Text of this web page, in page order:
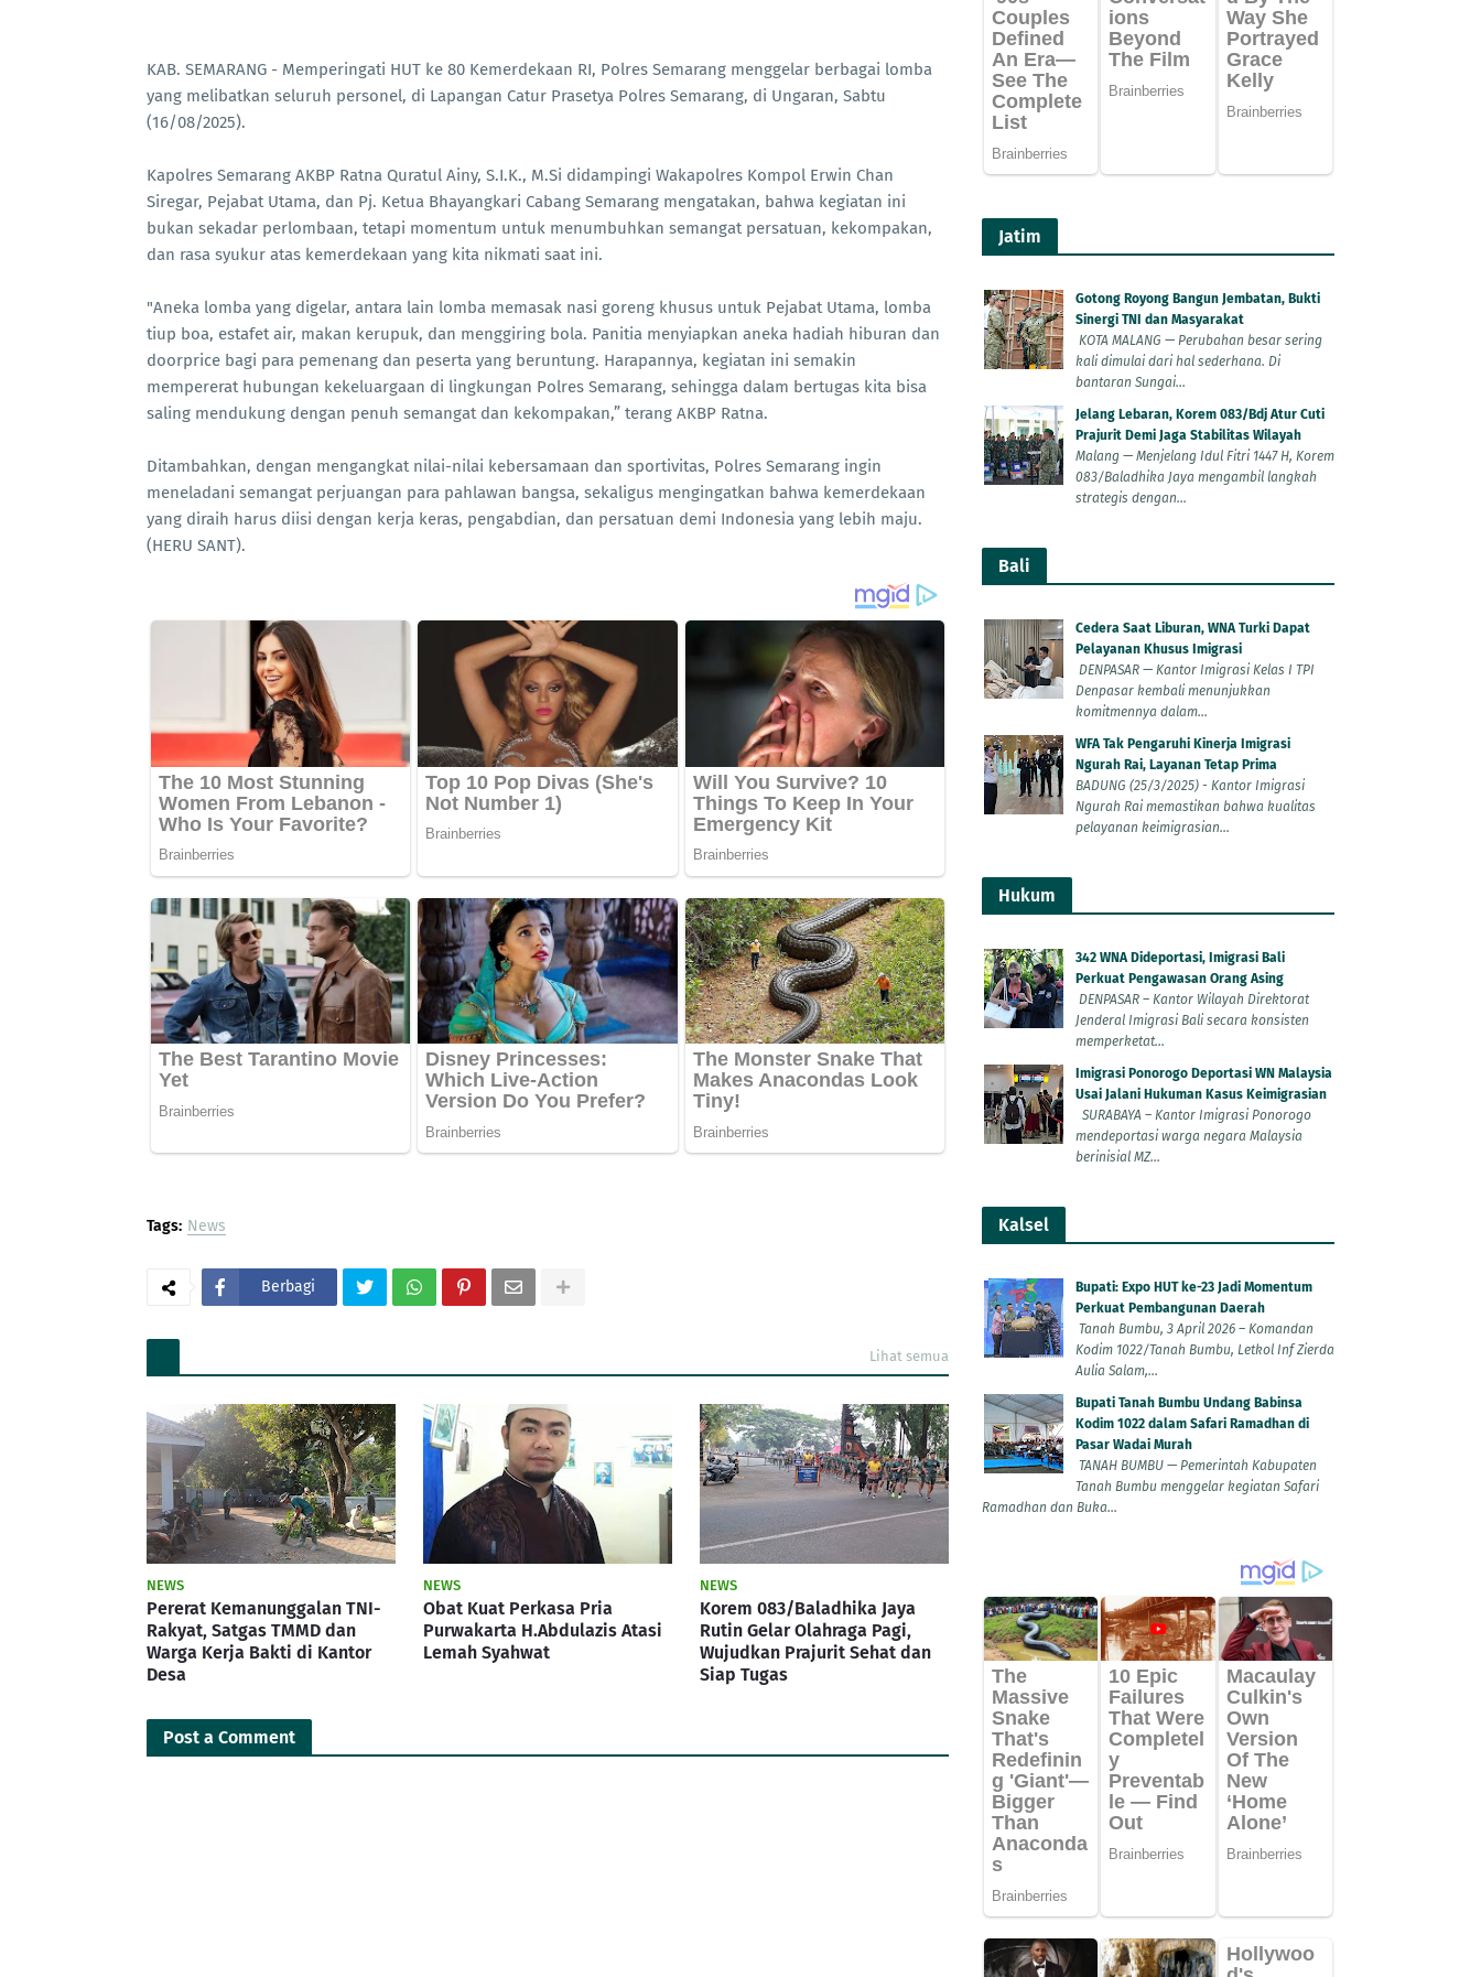
KAB. SEMARANG - Memperingati HUT ke 80 Kemerdekaan RI, Polres Semarang menggelar berbagai lomba
yang melibatkan seluruh personel, di Lapangan Catur Prasetya Polres Semarang, di Ungaran, Sabtu
(16/08/2025).
Kapolres Semarang AKBP Ratna Quratul Ainy, S.I.K., M.Si didampingi Wakapolres Kompol Erwin Chan
Siregar, Pejabat Utama, dan Pj. Ketua Bhayangkari Cabang Semarang mengatakan, bahwa kegiatan ini
bukan sekadar perlombaan, tetapi momentum untuk menumbuhkan semangat persatuan, kekompakan,
dan rasa syukur atas kemerdekaan yang kita nikmati saat ini.
"Aneka lomba yang digelar, antara lain lomba memasak nasi goreng khusus untuk Pejabat Utama, lomba
tiup boa, estafet air, makan kerupuk, dan menggiring bola. Panitia menyiapkan aneka hadiah hiburan dan
doorprice bagi para pemenang dan peserta yang beruntung. Harapannya, kegiatan ini semakin
mempererat hubungan kekeluargaan di lingkungan Polres Semarang, sehingga dalam bertugas kita bisa
saling mendukung dengan penuh semangat dan kekompakan,” terang AKBP Ratna.
Ditambahkan, dengan mengangkat nilai-nilai kebersamaan dan sportivitas, Polres Semarang ingin
meneladani semangat perjuangan para pahlawan bangsa, sekaligus mengingatkan bahwa kemerdekaan
yang diraih harus diisi dengan kerja keras, pengabdian, dan persatuan demi Indonesia yang lebih maju.
(HERU SANT).
Tags: News
Berbagi
Lihat semua
NEWS
Pererat Kemanunggalan TNI-
Rakyat, Satgas TMMD dan
Warga Kerja Bakti di Kantor
Desa
NEWS
Obat Kuat Perkasa Pria
Purwakarta H.Abdulazis Atasi
Lemah Syahwat
NEWS
Korem 083/Baladhika Jaya
Rutin Gelar Olahraga Pagi,
Wujudkan Prajurit Sehat dan
Siap Tugas
Post a Comment
Jatim
Gotong Royong Bangun Jembatan, Bukti
Sinergi TNI dan Masyarakat
KOTA MALANG — Perubahan besar sering
kali dimulai dari hal sederhana. Di
bantaran Sungai...
Jelang Lebaran, Korem 083/Bdj Atur Cuti
Prajurit Demi Jaga Stabilitas Wilayah
Malang — Menjelang Idul Fitri 1447 H, Korem
083/Baladhika Jaya mengambil langkah
strategis dengan...
Bali
Cedera Saat Liburan, WNA Turki Dapat
Pelayanan Khusus Imigrasi
DENPASAR — Kantor Imigrasi Kelas I TPI
Denpasar kembali menunjukkan
komitmennya dalam...
WFA Tak Pengaruhi Kinerja Imigrasi
Ngurah Rai, Layanan Tetap Prima
BADUNG (25/3/2025) - Kantor Imigrasi
Ngurah Rai memastikan bahwa kualitas
pelayanan keimigrasian...
Hukum
342 WNA Dideportasi, Imigrasi Bali
Perkuat Pengawasan Orang Asing
DENPASAR – Kantor Wilayah Direktorat
Jenderal Imigrasi Bali secara konsisten
memperketat...
Imigrasi Ponorogo Deportasi WN Malaysia
Usai Jalani Hukuman Kasus Keimigrasian
SURABAYA – Kantor Imigrasi Ponorogo
mendeportasi warga negara Malaysia
berinisial MZ...
Kalsel
Bupati: Expo HUT ke-23 Jadi Momentum
Perkuat Pembangunan Daerah
Tanah Bumbu, 3 April 2026 – Komandan
Kodim 1022/Tanah Bumbu, Letkol Inf Zierda
Aulia Salam,...
Bupati Tanah Bumbu Undang Babinsa
Kodim 1022 dalam Safari Ramadhan di
Pasar Wadai Murah
TANAH BUMBU — Pemerintah Kabupaten
Tanah Bumbu menggelar kegiatan Safari
Ramadhan dan Buka...